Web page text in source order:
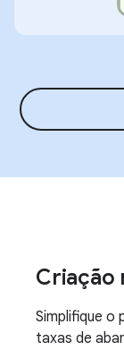
Criação
Simplifique o
taxas de